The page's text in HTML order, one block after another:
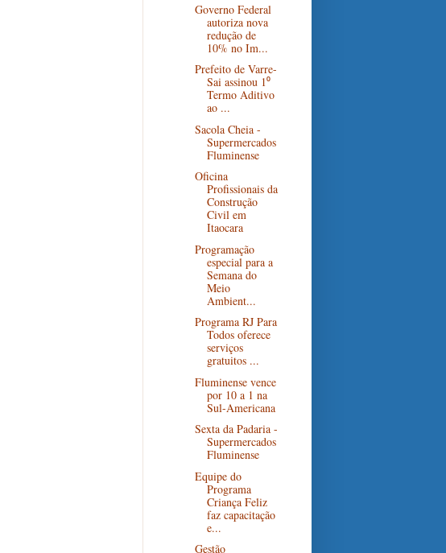
Governo Federal
autoriza nova
redução de
10% no Im...
Prefeito de Varre-
Sai assinou 1⁰
Termo Aditivo
ao ...
Sacola Cheia -
Supermercados
Fluminense
Oficina
Profissionais da
Construção
Civil em
Itaocara
Programação
especial para a
Semana do
Meio
Ambient...
Programa RJ Para
Todos oferece
serviços
gratuitos ...
Fluminense vence
por 10 a 1 na
Sul-Americana
Sexta da Padaria -
Supermercados
Fluminense
Equipe do
Programa
Criança Feliz
faz capacitação
e...
Gestão